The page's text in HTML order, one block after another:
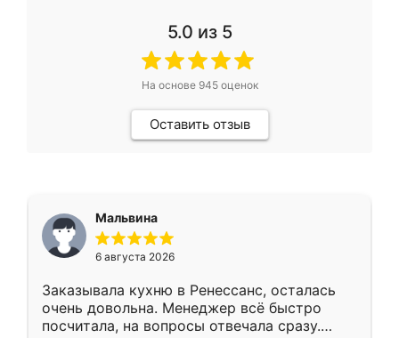
5.0 из 5
На основе 945оценок
Оставить отзыв
Мальвина
6 августа 2026
Заказывала кухню в Ренессанс, осталась
очень довольна. Менеджер всё быстро
посчитала, на вопросы отвечала сразу.